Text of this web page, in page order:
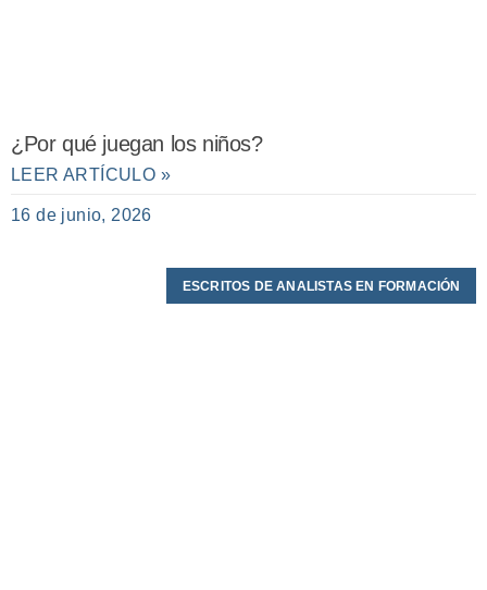
¿Por qué juegan los niños?
LEER ARTÍCULO »
16 de junio, 2026
ESCRITOS DE ANALISTAS EN FORMACIÓN